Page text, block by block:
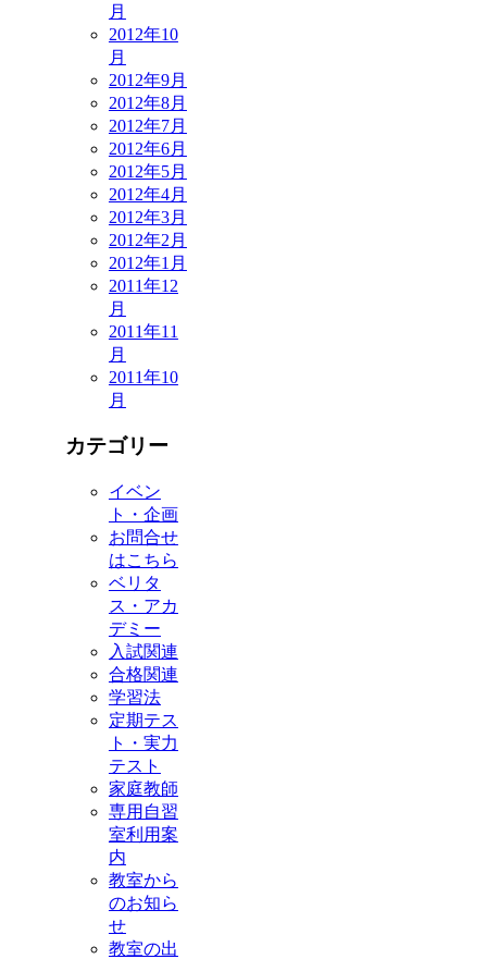
月
2012年10
月
2012年9月
2012年8月
2012年7月
2012年6月
2012年5月
2012年4月
2012年3月
2012年2月
2012年1月
2011年12
月
2011年11
月
2011年10
月
カテゴリー
イベン
ト・企画
お問合せ
はこちら
ベリタ
ス・アカ
デミー
入試関連
合格関連
学習法
定期テス
ト・実力
テスト
家庭教師
専用自習
室利用案
内
教室から
のお知ら
せ
教室の出